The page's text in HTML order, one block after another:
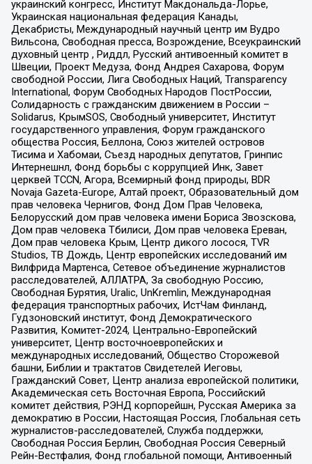
украинский конгресс, Институт Макдональда-Лорье,
Украинская национальная федерация Канады,
Декабристы, Международный научный центр им Вудро
Вильсона, Свободная пресса, Возрождение, Всеукраинский
духовный центр , Риддл, Русский антивоенный комитет в
Швеции, Проект Медуза, Фонд Андрея Сахарова, Форум
свободной России, Лига Свободных Наций, Transparеncy
International, Форум Свободных Народов ПостРоссии,
Солидарность с гражданским движением в России –
Solidarus, КрымSOS, Свободный университет, Институт
государственного управления, Форум гражданского
общества Россия, Беллона, Союз жителей островов
Тисима и Хабомаи, Съезд народных депутатов, Гринпис
Интернешнл, Фонд борьбы с коррупцией Инк, Завет
церквей TCCN, Агора, Всемирный фонд природы, BDR
Novaja Gazeta-Europe, Алтай проект, Образовательный дом
прав человека Чернигов, Фонд Дом Прав Человека,
Белорусский дом прав человека имени Бориса Звозскова,
Дом прав человека Тбилиси, Дом прав человека Ереван,
Дом прав человека Крым, Центр дикого лосося, TVR
Studios, ТВ Дождь, Центр европейских исследований им
Вилфрида Мартенса, Сетевое объединение журналистов
расследователей, АЛЛАТРА, За свободную Россию,
Свободная Бурятия, Uralic, UnKremlin, Международная
федерация транспортных рабочих, ИстЧам Финланд,
Гудзоновский институт, Фонд Демократического
Развития, Комитет-2024, Центрально-Европейский
университет, Центр восточноевропейских и
международных исследований, Общество Сторожевой
башни, Библии и трактатов Свидетелей Иеговы,
Гражданский Совет, Центр анализа европейской политики,
Академическая сеть Восточная Европа, Российский
комитет действия, РЭНД корпорейшн, Русская Америка за
демократию в России, Настоящая Россия, Глобальная сеть
журналистов-расследователей, Служба поддержки,
Свободная Россия Берлин, Свободная Россия Северный
Рейн-Вестфалия, Фонд глобальной помощи, Антивоенный